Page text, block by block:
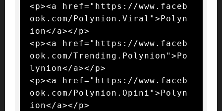
<p><a href="https://www.faceb
ook.com/Polynion.Viral">Polyn
ion</a></p>
<p><a href="https://www.faceb
ook.com/Trending.Polynion">Po
lynion</a></p>
<p><a href="https://www.faceb
ook.com/Polynion.Opini">Polyn
ion</a></p>